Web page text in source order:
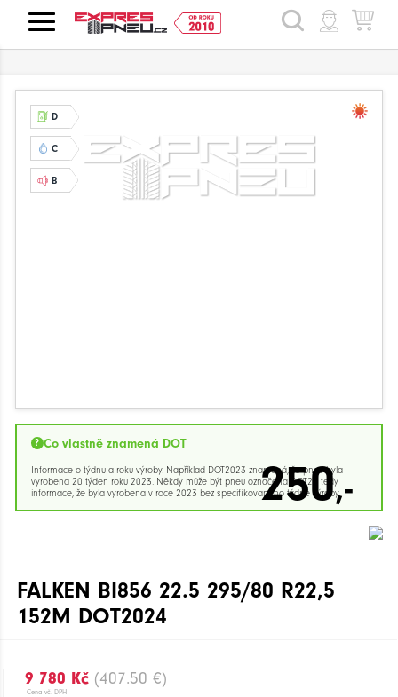
HLEDAT
D
C
B
Co vlastně znamená DOT
Informace o týdnu a roku výroby. Například DOT2023 znamená, že pneu byla
vyrobena 20 týden roku 2023. Někdy může být pneu označena DOT23 tedy
informace, že byla vyrobena v roce 2023 bez specifikovaného týdne výroby.
250,-
FALKEN BI856 22.5 295/80 R22,5
152M DOT2024
9 780 Kč (407.50 €)
Cena vč. DPH